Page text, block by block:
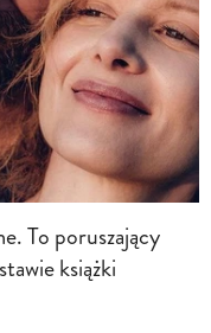
To poruszający
książki